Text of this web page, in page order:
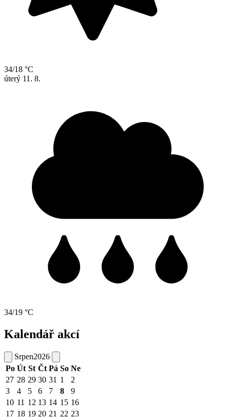
34/18 °C
úterý 11. 8.
34/19 °C
Kalendář akcí
Srpen2026
Po Út St Čt Pá So Ne
27 28 29 30 31 1
2
3
4 5 6 7 8
9
10 11 12 13 14 15 16
17 18 19 20 21 22 23